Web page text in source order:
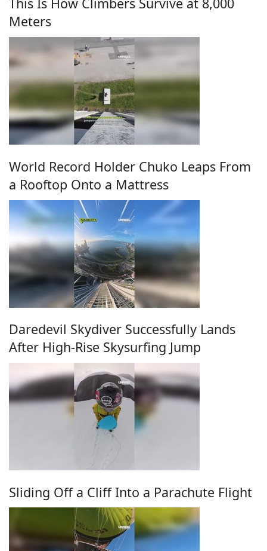
This Is How Climbers Survive at 8,000
Meters
World Record Holder Chuko Leaps From
a Rooftop Onto a Mattress
Daredevil Skydiver Successfully Lands
After High-Rise Skysurfing Jump
Sliding Off a Cliff Into a Parachute Flight